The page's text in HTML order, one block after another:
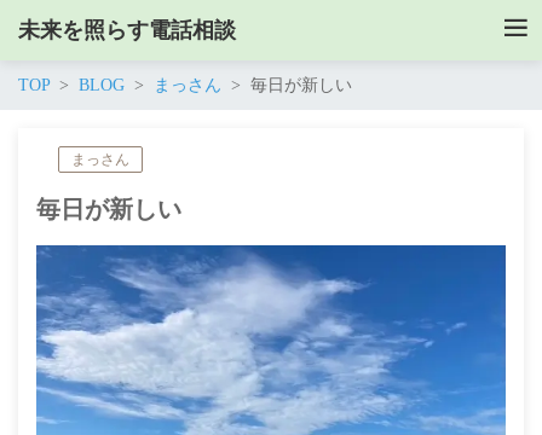
未来を照らす電話相談
TOP BLOG まっさん 毎日が新しい
まっさん
毎日が新しい